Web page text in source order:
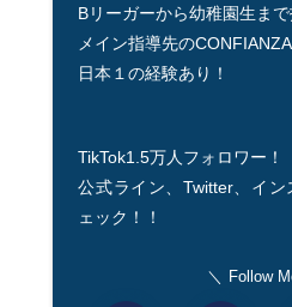
Bリーガーから幼稚園生まで
メイン指導先のCONFIANZA
日本１の経験あり！
TikTok1.5万人フォロワー！
公式ライン、Twitter、イン
ェック！！
Follow